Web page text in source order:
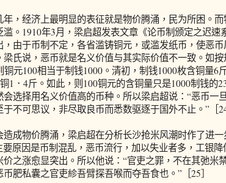
经济上最明显的表征就是物价腾涌，民为所困。而
滥。1910年3月，梁启超发表文章《论币制颁定之迟速
，由于币制不定，各省滥铸铜元，或滥发纸币，使恶
梁氏说，恶币就是名义价值与其实际价值不一致。如
铜元100相当于制钱1000。清初，制钱1000枚含铜量6
1．4斤。如此，则100铜元的含铜量只是1000制钱的
选择用名义价值高的币种。所以梁启超说：“恶币一
不可思议，非尽取良币而悉数驱逐于国外不止。”［24
物价腾涌，梁启超在分析长沙抢米风潮时作了进一
要原因是币制混乱，恶币流行，加以失业者多，工银
价之涨愈显突出。所以他说：“官吏之罪，不在其弛米
肥私囊之官吏紾吾臂探吾喉而夺吾食也。”［25］